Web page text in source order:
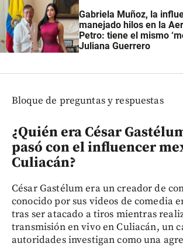
Gabriela Muñoz, la
manejado hilos en la
Petro: tiene el mismo
Juliana Guerrero
Bloque de preguntas y respuestas
¿Quién era César
pasó con el influencer
Culiacán?
César Gastélum era un creador de
conocido por sus videos de comedia
tras ser atacado a tiros mientras
transmisión en vivo en Culiacán, un
autoridades investigan como una